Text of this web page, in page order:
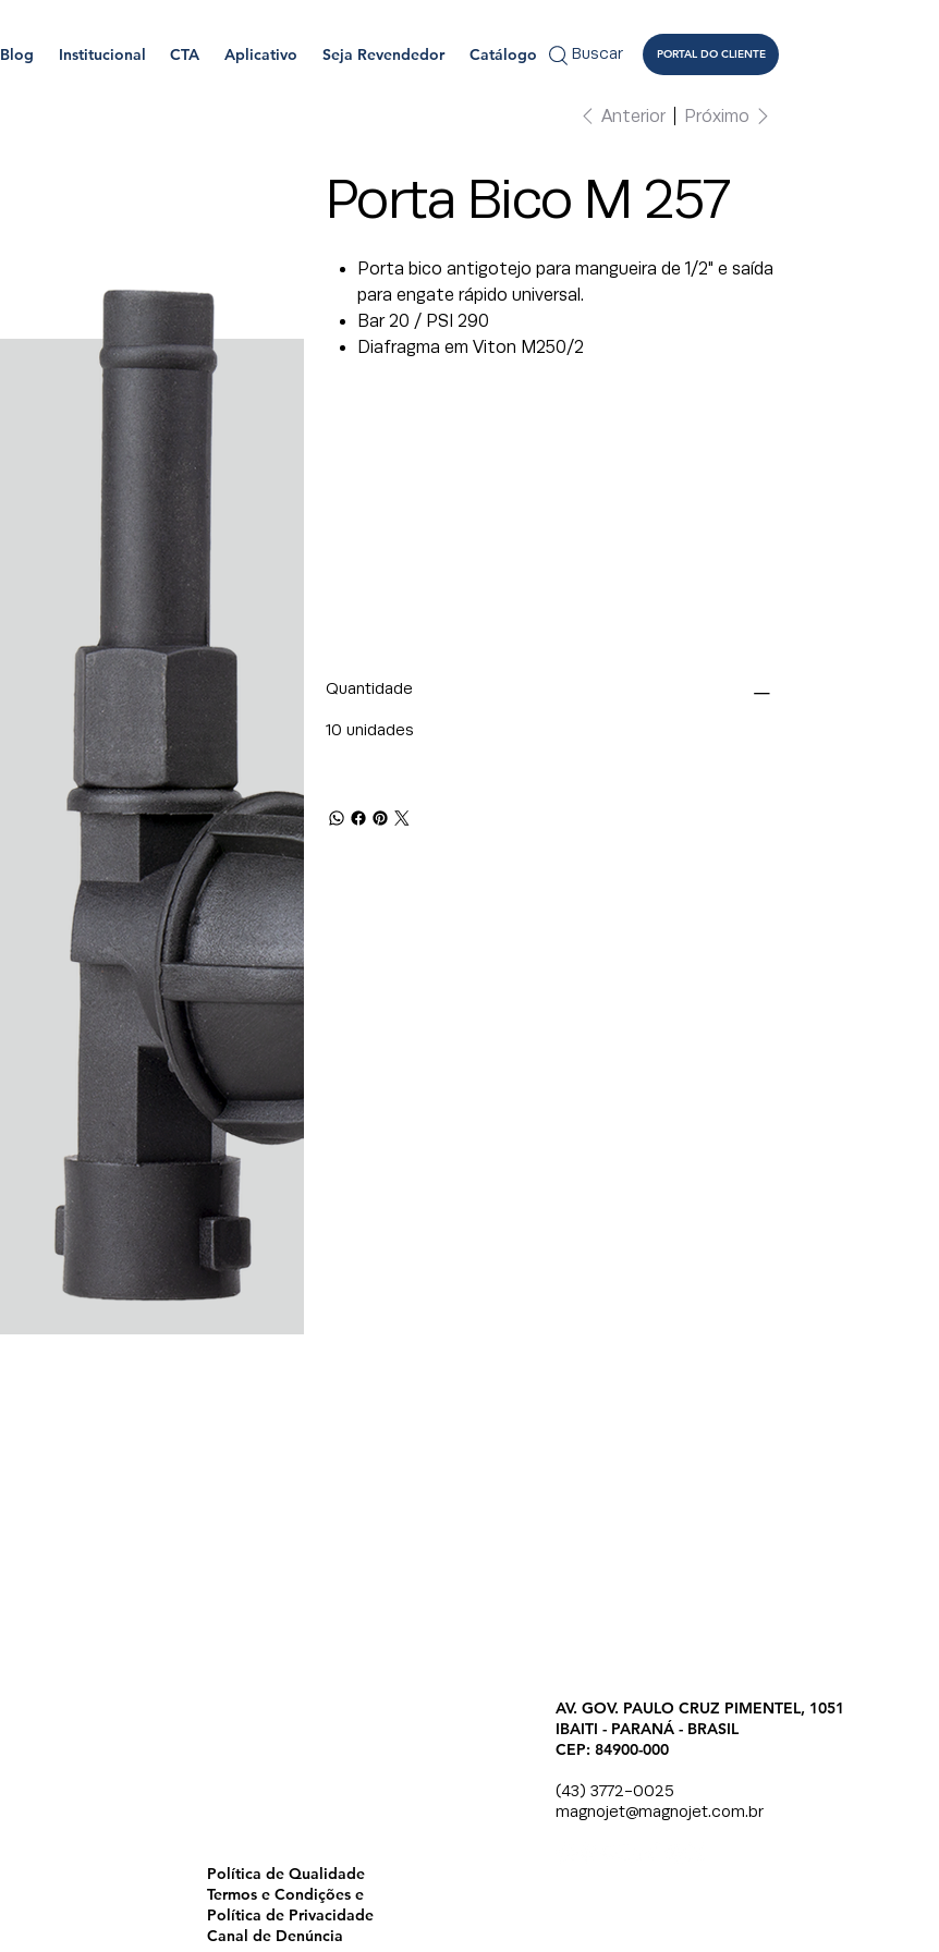
Blog Institucional CTA Aplicativo Seja Revendedor Catálogo Buscar PORTAL DO CLIENTE
Anterior Próximo
Porta Bico M 257
Porta bico antigotejo para mangueira de 1/2" e saída
para engate rápido universal.
Bar 20 / PSI 290
Diafragma em Viton M250/2
Quantidade
10 unidades
Política de Qualidade
Termos e Condições e
Política de Privacidade
Canal de Denúncia
AV. GOV. PAULO CRUZ PIMENTEL, 1051
IBAITI - PARANÁ - BRASIL
CEP: 84900-000
(43) 3772-0025
magnojet@magnojet.com.br